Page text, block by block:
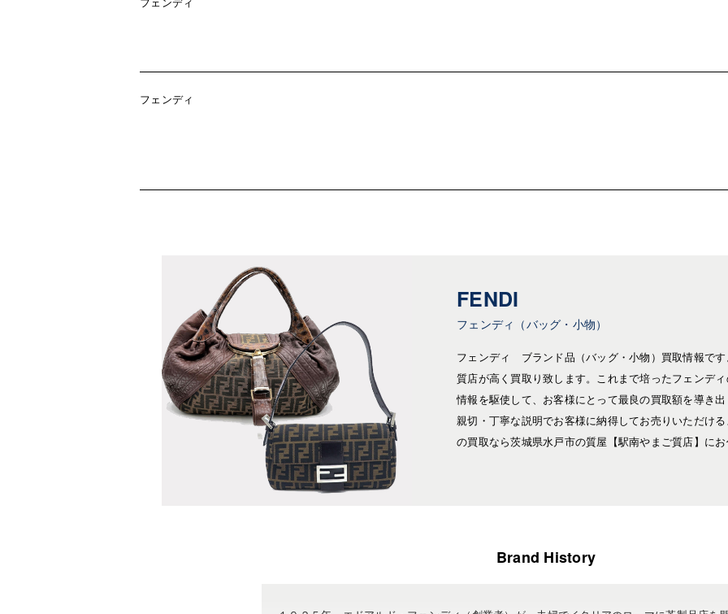
フェンディ
FENDI
フェンディ（バッグ・小物）
フェンディ ブランド品（バッグ・小物）買取情報で
質店が高く買取り致します。これまで培ったフェンデ
情報を駆使して、お客様にとって最良の買取額を導き
親切・丁寧な説明でお客様に納得してお売りいただけ
の買取なら茨城県水戸市の質屋【駅南やまご質店】に
Brand History